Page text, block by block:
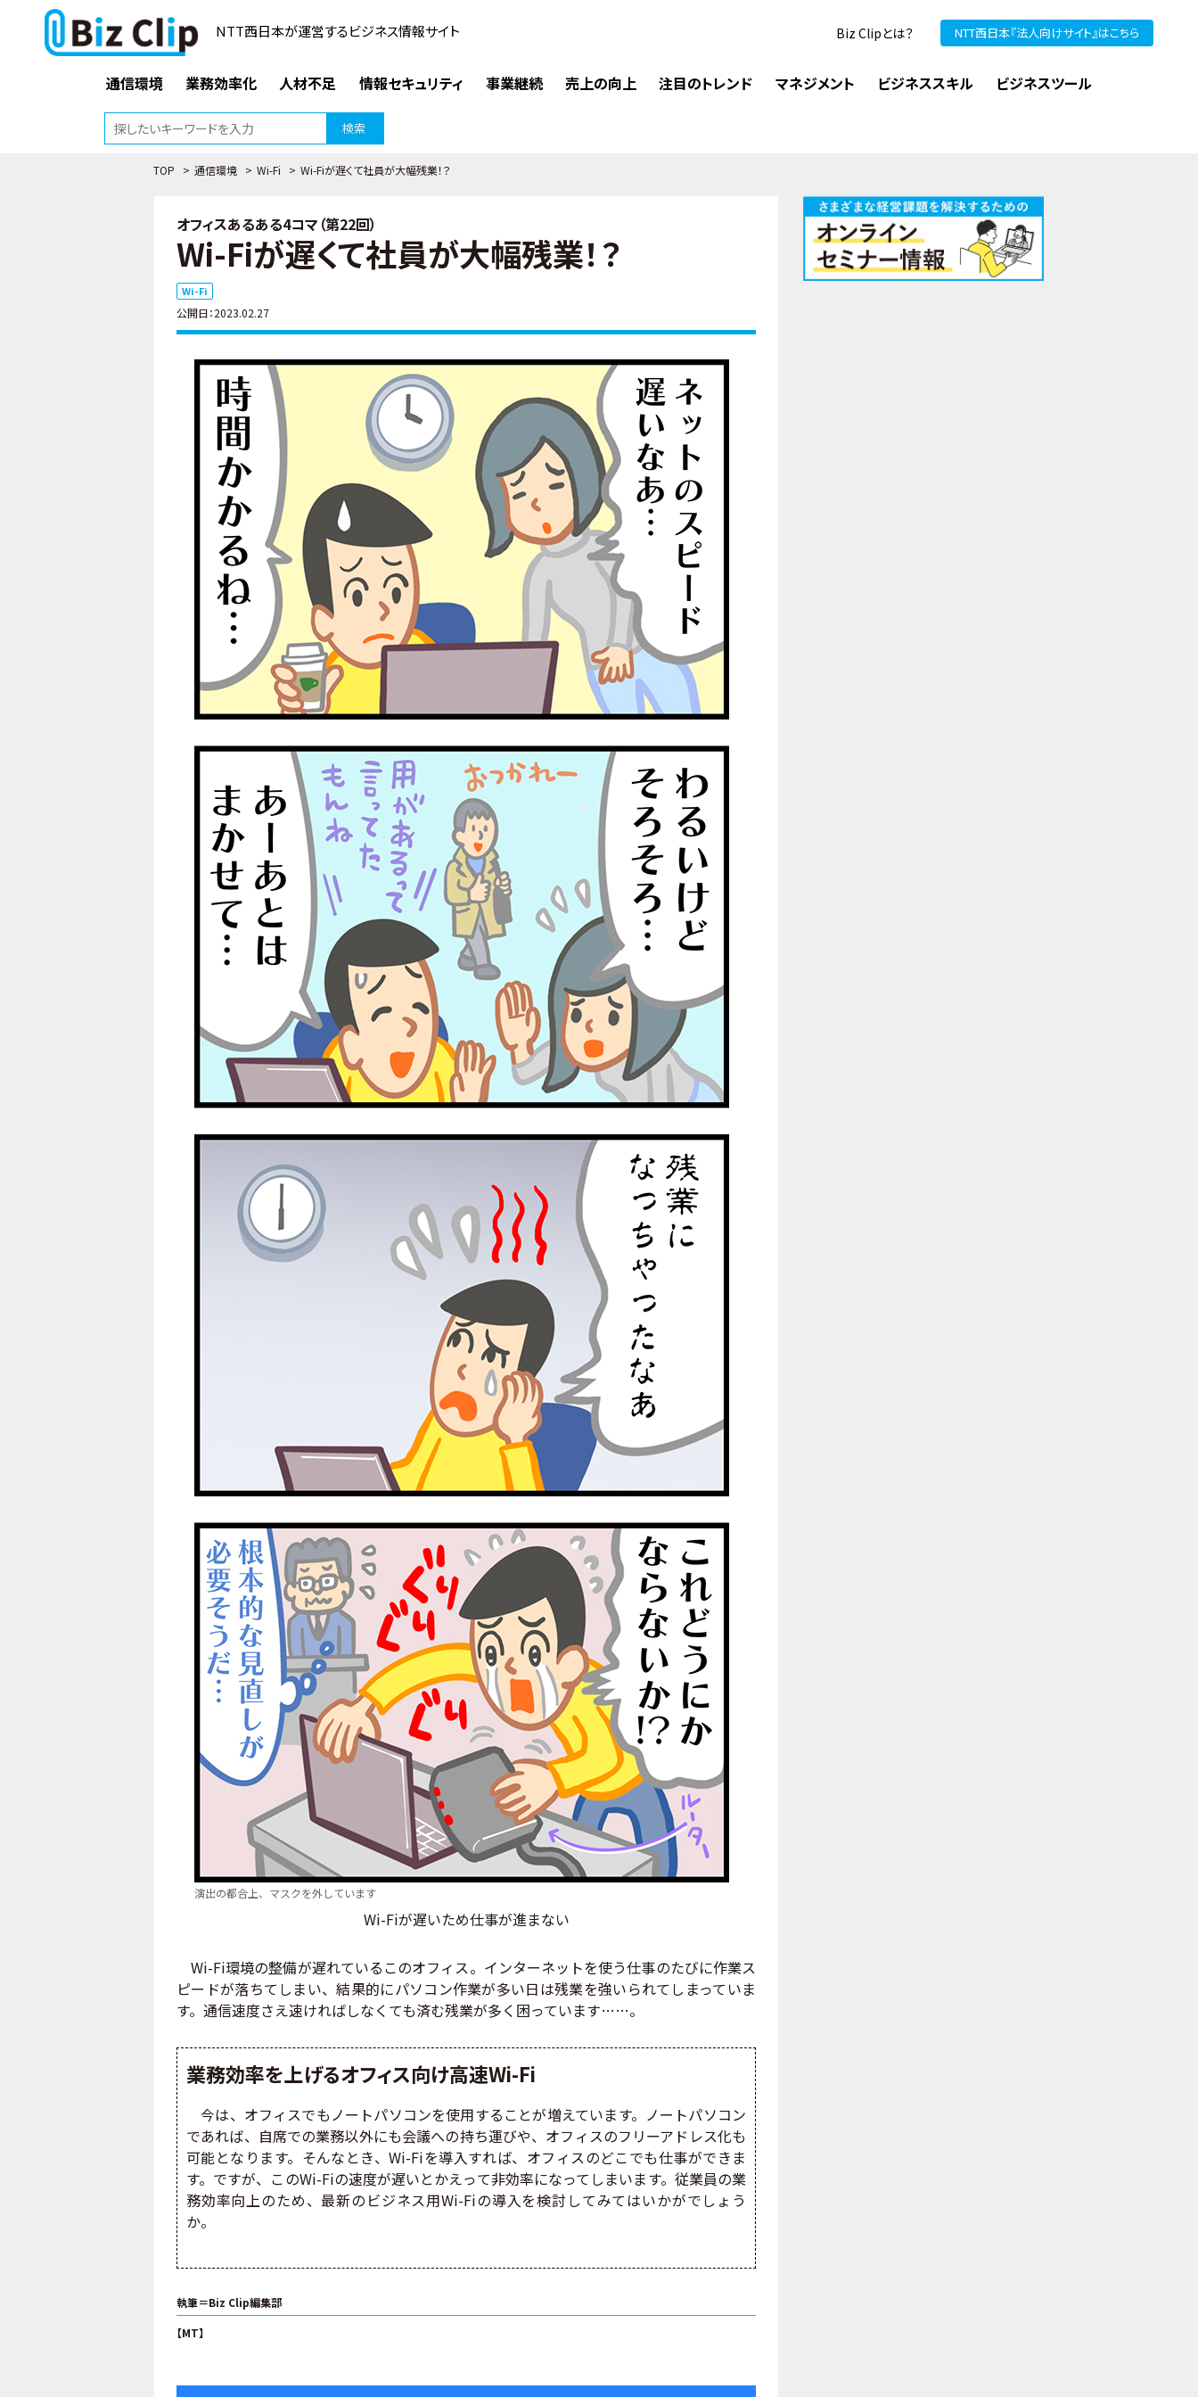
NTT西日本が運営するビジネス情報サイト Biz Clipとは？ NTT西日本『法人向けサイト』はこちら
通信環境 業務効率化 人材不足 情報セキュリティ 事業継続 売上の向上 注目のトレンド マネジメント ビジネススキル ビジネスツール
検索
TOP > 通信環境 > Wi-Fi > Wi-Fiが遅くて社員が大幅残業！？
オフィスあるある4コマ（第22回）
Wi-Fiが遅くて社員が大幅残業！？
Wi-Fi
公開日：2023.02.27
演出の都合上、マスクを外しています
Wi-Fiが遅いため仕事が進まない
Wi-Fi環境の整備が遅れているこのオフィス。インターネットを使う仕事のたびに作業ス
ピードが落ちてしまい、結果的にパソコン作業が多い日は残業を強いられてしまっていま
す。通信速度さえ速ければしなくても済む残業が多く困っています……。
業務効率を上げるオフィス向け高速Wi-Fi
今は、オフィスでもノートパソコンを使用することが増えています。ノートパソコン
であれば、自席での業務以外にも会議への持ち運びや、オフィスのフリーアドレス化も
可能となります。そんなとき、Wi-Fiを導入すれば、オフィスのどこでも仕事ができま
す。ですが、このWi-Fiの速度が遅いとかえって非効率になってしまいます。従業員の業
務効率向上のため、最新のビジネス用Wi-Fiの導入を検討してみてはいかがでしょう
か。
執筆＝Biz Clip編集部
【MT】